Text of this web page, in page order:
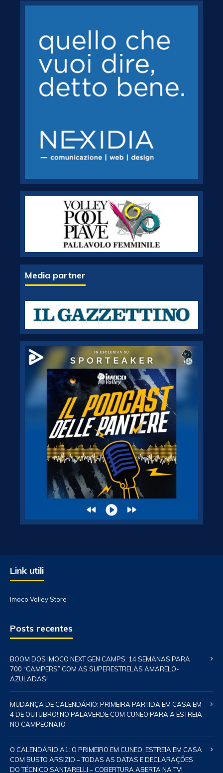
Media partner
Link utili
Imoco Volley Store
Posts recentes
BOOM DOS IMOCO NEXT GEN CAMPS: 14 SEMANAS PARA
700 “CAMPERS” COM AS SUPERESTRELAS AMARELO-
AZULADAS!
MUDANÇA DE CALENDÁRIO: PRIMEIRA PARTIDA EM CASA EM
4 DE OUTUBRO! NO PALAVERDE COM CUNEO PARA A ESTREIA
NO CAMPEONATO
O CALENDÁRIO A1: O PRIMEIRO EM CUNEO, ESTREIA EM CASA
COM BUSTO ARSIZIO – TODAS AS DATAS E DECLARAÇÕES
DO TÉCNICO SANTARELLI – COBERTURA ABERTA NA TV!